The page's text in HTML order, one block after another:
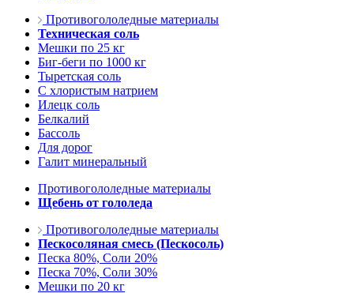
Противогололедные материалы
Техническая соль
Мешки по 25 кг
Биг-беги по 1000 кг
Тыретская соль
С хлористым натрием
Илецк соль
Белкалий
Бассоль
Для дорог
Галит минеральный
Противогололедные материалы
Щебень от гололеда
Противогололедные материалы
Пескосоляная смесь (Пескосоль)
Песка 80%, Соли 20%
Песка 70%, Соли 30%
Мешки по 20 кг